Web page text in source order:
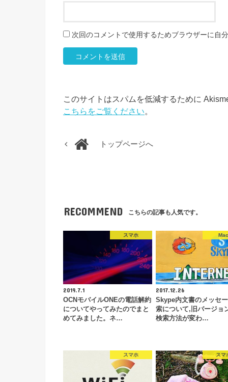
次回のコメントで使用するためブラウザーに自
このサイトはスパムを低減するために
こちらをご覧ください。
トップページへ
RECOMMEND こちらの記事も人気です。
スマホ
2019.7.1
OCNモバイルONEの電話解約
についてやってみたのでまと
めてみました。ネ…
2017.12.26
Skype内文書のメッセ
索について,旧バージョ
検索方法が変わ…
スマホ スマ